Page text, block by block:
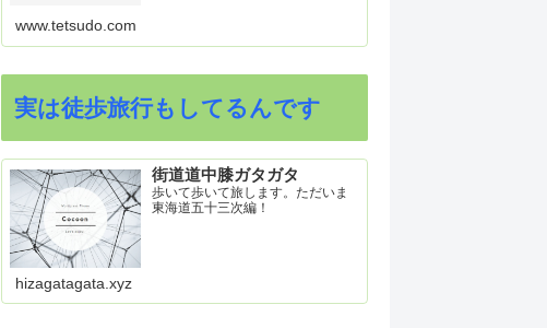
ク集や、参加型ゲーム「駅つなゲ
www.tetsudo.com
実は徒歩旅行もしてるんです
街道道中膝ガタガタ
歩いて歩いて旅します。ただいま
東海道五十三次編！
hizagatagata.xyz